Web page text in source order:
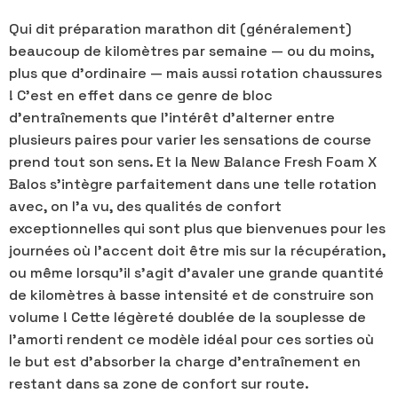
Qui dit préparation marathon dit (généralement)
beaucoup de kilomètres par semaine — ou du moins,
plus que d'ordinaire — mais aussi rotation chaussures
! C'est en effet dans ce genre de bloc
d'entraînements que l'intérêt d'alterner entre
plusieurs paires pour varier les sensations de course
prend tout son sens. Et la New Balance Fresh Foam X
Balos s'intègre parfaitement dans une telle rotation
avec, on l'a vu, des qualités de confort
exceptionnelles qui sont plus que bienvenues pour les
journées où l'accent doit être mis sur la récupération,
ou même lorsqu'il s'agit d'avaler une grande quantité
de kilomètres à basse intensité et de construire son
volume ! Cette légèreté doublée de la souplesse de
l'amorti rendent ce modèle idéal pour ces sorties où
le but est d'absorber la charge d'entraînement en
restant dans sa zone de confort sur route.